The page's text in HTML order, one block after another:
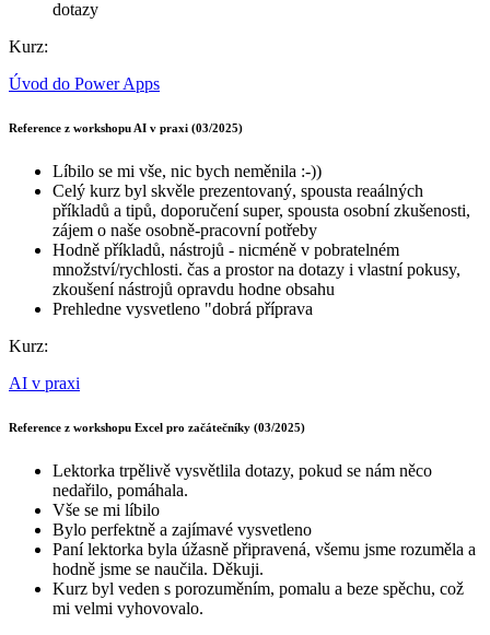
dotazy
Kurz:
Úvod do Power Apps
Reference z workshopu AI v praxi (03/2025)
Líbilo se mi vše, nic bych neměnila :-))
Celý kurz byl skvěle prezentovaný, spousta reaálných
příkladů a tipů, doporučení super, spousta osobní zkušenosti,
zájem o naše osobně-pracovní potřeby
Hodně příkladů, nástrojů - nicméně v pobratelném
množství/rychlosti. čas a prostor na dotazy i vlastní pokusy,
zkoušení nástrojů opravdu hodne obsahu
Prehledne vysvetleno "dobrá příprava
Kurz:
AI v praxi
Reference z workshopu Excel pro začátečníky (03/2025)
Lektorka trpělivě vysvětlila dotazy, pokud se nám něco
nedařilo, pomáhala.
Vše se mi líbilo
Bylo perfektně a zajímavé vysvetleno
Paní lektorka byla úžasně připravená, všemu jsme rozuměla a
hodně jsme se naučila. Děkuji.
Kurz byl veden s porozuměním, pomalu a beze spěchu, což
mi velmi vyhovovalo.